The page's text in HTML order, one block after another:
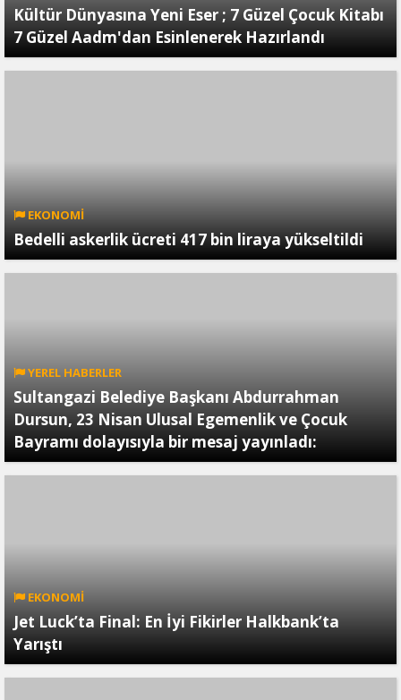
Kültür Dünyasına Yeni Eser ; 7 Güzel Çocuk Kitabı
7 Güzel Aadm'dan Esinlenerek Hazırlandı
EKONOMİ
Bedelli askerlik ücreti 417 bin liraya yükseltildi
YEREL HABERLER
Sultangazi Belediye Başkanı Abdurrahman
Dursun, 23 Nisan Ulusal Egemenlik ve Çocuk
Bayramı dolayısıyla bir mesaj yayınladı:
EKONOMİ
Jet Luck’ta Final: En İyi Fikirler Halkbank’ta
Yarıştı